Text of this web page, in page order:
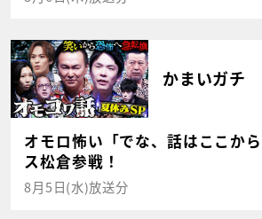
かまいガチ
オモロ怖い「でな、話はここか
ス松倉参戦！
8月5日(水)放送分